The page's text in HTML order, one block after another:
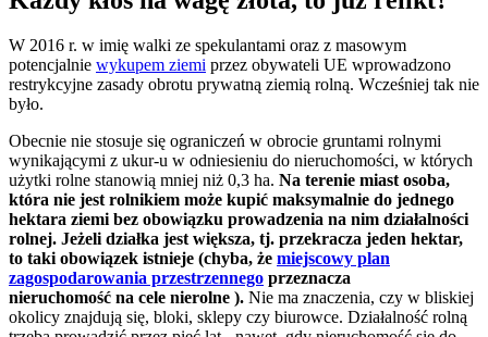
W 2016 r. w imię walki ze spekulantami oraz z masowym
potencjalnie wykupem ziemi przez obywateli UE wprowadzono
restrykcyjne zasady obrotu prywatną ziemią rolną. Wcześniej tak nie
było.
Obecnie nie stosuje się ograniczeń w obrocie gruntami rolnymi
wynikającymi z ukur-u w odniesieniu do nieruchomości, w których
użytki rolne stanowią mniej niż 0,3 ha. Na terenie miast osoba,
która nie jest rolnikiem może kupić maksymalnie do jednego
hektara ziemi bez obowiązku prowadzenia na nim działalności
rolnej. Jeżeli działka jest większa, tj. przekracza jeden hektar,
to taki obowiązek istnieje (chyba, że miejscowy plan
zagospodarowania przestrzennego przeznacza
nieruchomość na cele nierolne ). Nie ma znaczenia, czy w bliskiej
okolicy znajdują się, bloki, sklepy czy biurowce. Działalność rolną